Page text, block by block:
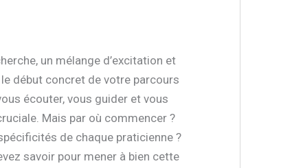
un mélange d’excitation et
début concret de votre parcours
écouter, vous guider et vous
Mais par où commencer ?
de chaque praticienne ?
savoir pour mener à bien cette